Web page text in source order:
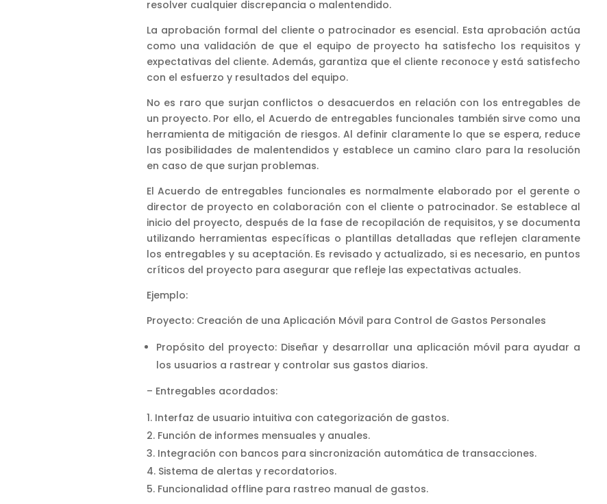
resolver cualquier discrepancia o malentendido.
La aprobación formal del cliente o patrocinador es esencial. Esta aprobación actúa
como una validación de que el equipo de proyecto ha satisfecho los requisitos y
expectativas del cliente. Además, garantiza que el cliente reconoce y está satisfecho
con el esfuerzo y resultados del equipo.
No es raro que surjan conflictos o desacuerdos en relación con los entregables de
un proyecto. Por ello, el Acuerdo de entregables funcionales también sirve como una
herramienta de mitigación de riesgos. Al definir claramente lo que se espera, reduce
las posibilidades de malentendidos y establece un camino claro para la resolución
en caso de que surjan problemas.
El Acuerdo de entregables funcionales es normalmente elaborado por el gerente o
director de proyecto en colaboración con el cliente o patrocinador. Se establece al
inicio del proyecto, después de la fase de recopilación de requisitos, y se documenta
utilizando herramientas específicas o plantillas detalladas que reflejen claramente
los entregables y su aceptación. Es revisado y actualizado, si es necesario, en puntos
críticos del proyecto para asegurar que refleje las expectativas actuales.
Ejemplo:
Proyecto: Creación de una Aplicación Móvil para Control de Gastos Personales
Propósito del proyecto: Diseñar y desarrollar una aplicación móvil para ayudar a
los usuarios a rastrear y controlar sus gastos diarios.
– Entregables acordados:
Interfaz de usuario intuitiva con categorización de gastos.
Función de informes mensuales y anuales.
Integración con bancos para sincronización automática de transacciones.
Sistema de alertas y recordatorios.
Funcionalidad offline para rastreo manual de gastos.